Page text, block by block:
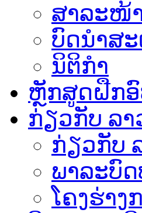
ສາລະໜ້
ບົດນຳສ
ນິຕິກຳ
ຫຼັກສູດຝືກ
ກ່ຽວກັບ ລາ
ກ່ຽວກັບ
ພາລະບົດ
ໂຄງຮ່າງ